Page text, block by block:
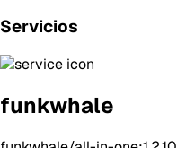
Servicios
funkwhale